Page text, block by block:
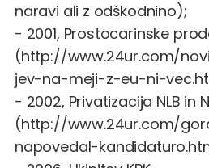
naravi ali z odškodnino);
- 2001, Prostocarinske
(http://www.24ur.com/
jev-na-meji-z-eu-ni-
- 2002, Privatizacija NLB in
(http://www.24ur.com/
napovedal-